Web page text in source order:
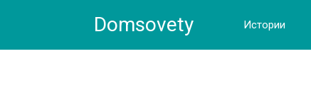
Domsovety Истории